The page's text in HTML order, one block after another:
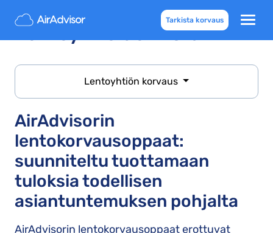
Tarkista korvaus
Lentoyhtiöiden lista
Lentoyhtiön korvaus
AirAdvisorin
lentokorvausoppaat:
suunniteltu tuottamaan
tuloksia todellisen
asiantuntemuksen pohjalta
AirAdvisorin lentokorvausoppaat erottuvat